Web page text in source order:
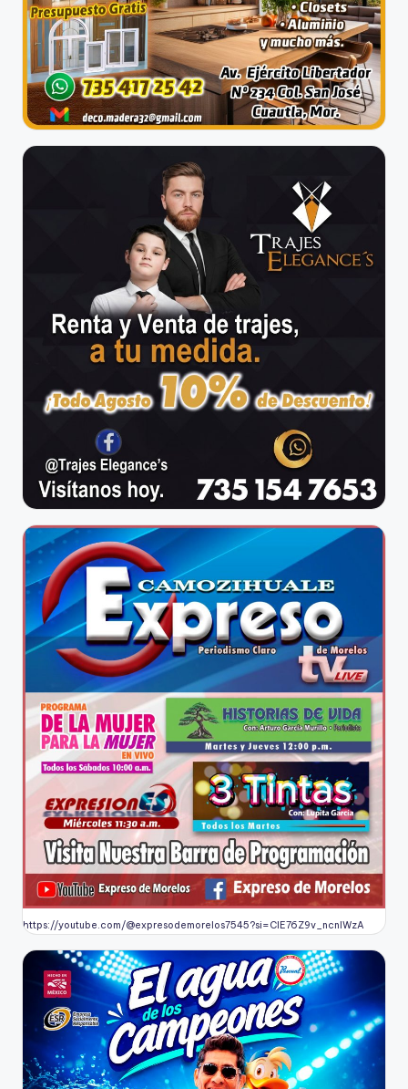
https://youtube.com/@expresodemorelos7545?si=CIE76Z9v_ncnlWzA